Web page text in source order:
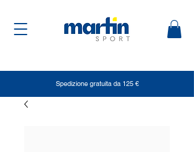
Spedizione gratuita da 125 €